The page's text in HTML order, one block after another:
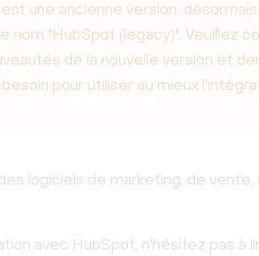
une ancienne version,
nom "HubSpot (legacy)". Veuillez
de la nouvelle version et
pour utiliser au mieux
logiciels de marketing, de vente,
avec HubSpot, n'hésitez pas à